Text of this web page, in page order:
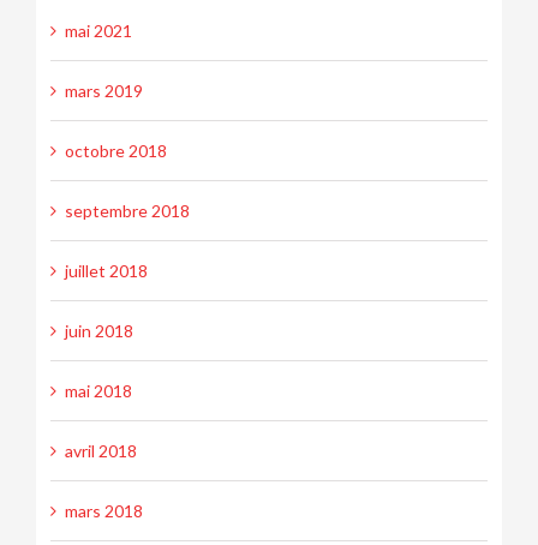
mai 2021
mars 2019
octobre 2018
septembre 2018
juillet 2018
juin 2018
mai 2018
avril 2018
mars 2018